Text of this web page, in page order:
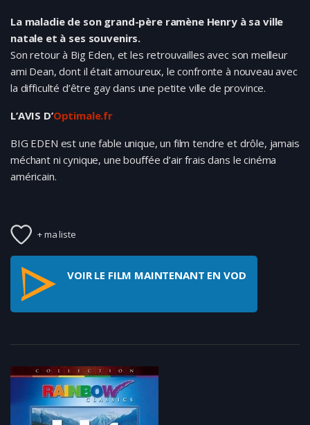
+ ma liste
VOIR LE FILM MAINTENANT EN VOD
La maladie de son grand-père ramène Henry à sa ville
natale et à ses souvenirs.
Son retour à Big Eden, et les retrouvailles avec son meilleur
ami Dean, dont il était amoureux, le confronte à nouveau avec
la difficulté d’être gay dans une petite ville de province.
L’AVIS D’Optimale.fr
BIG EDEN est une fable unique, un film tendre et drôle, jamais
méchant ni cynique, une bouffée d’air frais dans le cinéma
américain.